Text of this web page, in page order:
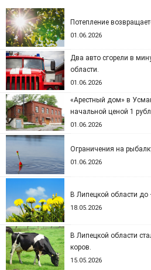
Потепление
01.06.2026
Два авто сгорели в
области.
01.06.2026
«Арестный дом» в
начальной ценой 1
01.06.2026
Ограничения на
01.06.2026
В Липецкой области до
18.05.2026
В Липецкой области
коров.
15.05.2026